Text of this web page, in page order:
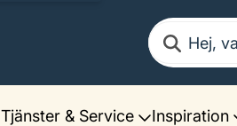
Sök
Tjänster & Service Inspiration